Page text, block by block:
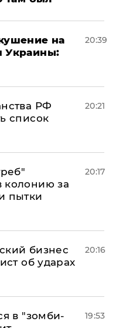
на
Украины:
20:39
РФ
список
20:21
колонию за
пытки
20:17
бизнес
об ударах
20:16
в "зомби-
19:53